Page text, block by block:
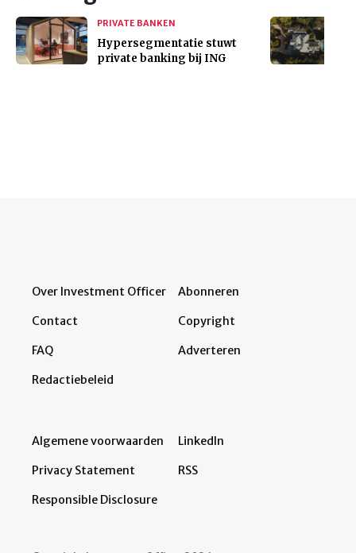
PRIVATE BANKEN
Hypersegmentatie stuwt
private banking bij ING
Over Investment Officer
Contact
FAQ
Redactiebeleid
Abonneren
Copyright
Adverteren
Algemene voorwaarden
Privacy Statement
Responsible Disclosure
LinkedIn
RSS